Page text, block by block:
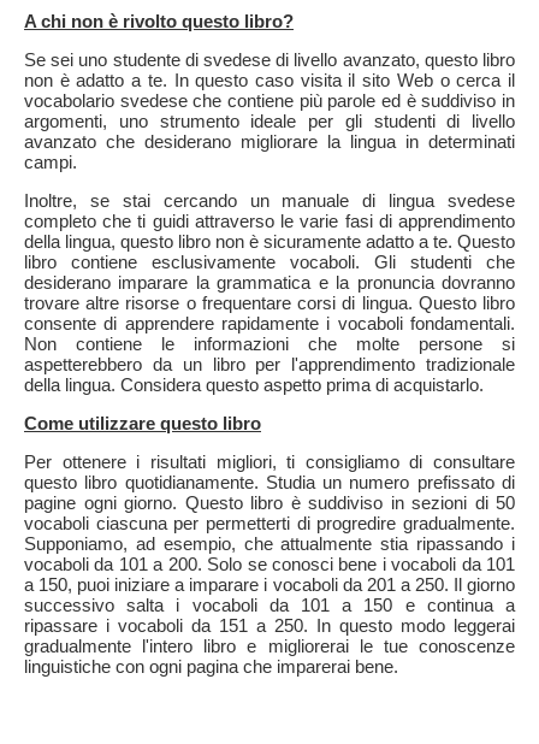
A chi non è rivolto questo libro?
Se sei uno studente di svedese di livello avanzato, questo libro
non è adatto a te. In questo caso visita il sito Web o cerca il
vocabolario svedese che contiene più parole ed è suddiviso in
argomenti, uno strumento ideale per gli studenti di livello
avanzato che desiderano migliorare la lingua in determinati
campi.
Inoltre, se stai cercando un manuale di lingua svedese
completo che ti guidi attraverso le varie fasi di apprendimento
della lingua, questo libro non è sicuramente adatto a te. Questo
libro contiene esclusivamente vocaboli. Gli studenti che
desiderano imparare la grammatica e la pronuncia dovranno
trovare altre risorse o frequentare corsi di lingua. Questo libro
consente di apprendere rapidamente i vocaboli fondamentali.
Non contiene le informazioni che molte persone si
aspetterebbero da un libro per l'apprendimento tradizionale
della lingua. Considera questo aspetto prima di acquistarlo.
Come utilizzare questo libro
Per ottenere i risultati migliori, ti consigliamo di consultare
questo libro quotidianamente. Studia un numero prefissato di
pagine ogni giorno. Questo libro è suddiviso in sezioni di 50
vocaboli ciascuna per permetterti di progredire gradualmente.
Supponiamo, ad esempio, che attualmente stia ripassando i
vocaboli da 101 a 200. Solo se conosci bene i vocaboli da 101
a 150, puoi iniziare a imparare i vocaboli da 201 a 250. Il giorno
successivo salta i vocaboli da 101 a 150 e continua a
ripassare i vocaboli da 151 a 250. In questo modo leggerai
gradualmente l'intero libro e migliorerai le tue conoscenze
linguistiche con ogni pagina che imparerai bene.